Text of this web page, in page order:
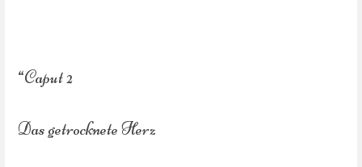
“Caput 2
Das getrocknete Herz